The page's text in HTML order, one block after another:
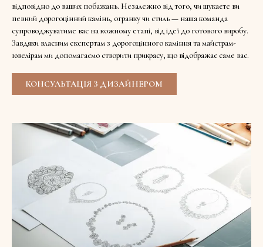
відповідно до ваших побажань. Незалежно від того, чи шукаєте ви
певний дорогоцінний камінь, огранку чи стиль — наша команда
супроводжуватиме вас на кожному етапі, від ідеї до готового виробу.
Завдяки власним експертам з дорогоцінного каміння та майстрам-
ювелірам ми допомагаємо створити прикрасу, що відображає саме вас.
КОНСУЛЬТАЦІЯ З ДИЗАЙНЕРОМ